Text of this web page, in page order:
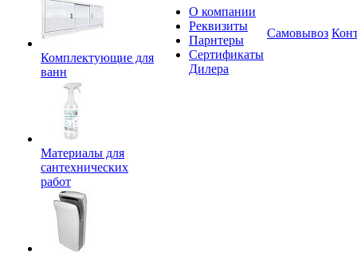
Комплектующие для
ванн
Материалы для
сантехнических
работ
О компании
Реквизиты
Парнтеры
Сертификаты
Дилера
Самовывоз